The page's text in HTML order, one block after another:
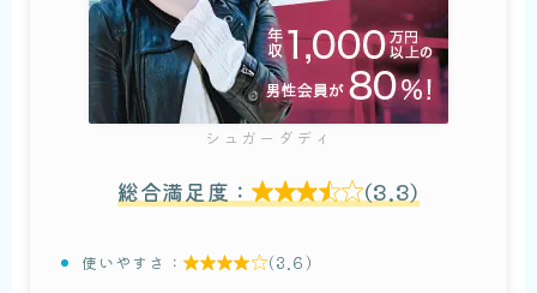
シュガーダディ
総合満足度：(3.3)
使いやすさ： (3.6)